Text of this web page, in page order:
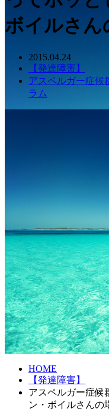
ボイルさん
2015.04.24
【発達障害】
アスペルガー症候
ラム
HOME
【発達障害】
アスペルガー症候
ン・ボイルさんの